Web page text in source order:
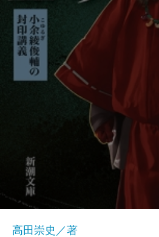
高田崇史／著